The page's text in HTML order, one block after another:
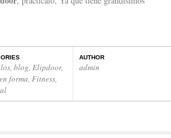
, blog, Elipdoor,
forma, Fitness,
AUTHOR
admin